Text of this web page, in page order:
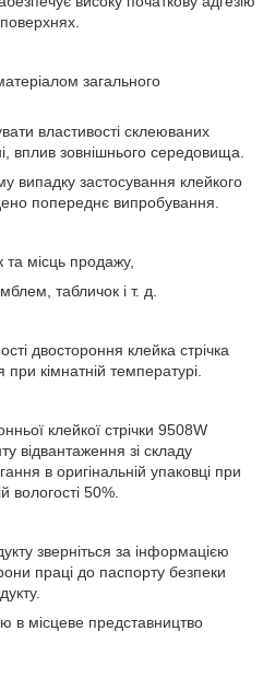
поверхнях.
загального
властивості склеюваних
вплив зовнішнього середовища.
випадку застосування клейкого
попереднє випробування.
місць продажу,
табличок і т. д.
двостороння клейка стрічка
кімнатній температурі.
клейкої стрічки 9508W
відвантаження зі складу
в оригінальній упаковці при
вологості 50%.
зверніться за інформацією
праці до паспорту безпеки
в місцеве представництво